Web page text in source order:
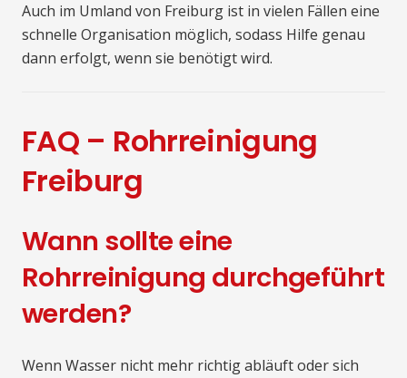
Auch im Umland von Freiburg ist in vielen Fällen eine
schnelle Organisation möglich, sodass Hilfe genau
dann erfolgt, wenn sie benötigt wird.
FAQ – Rohrreinigung
Freiburg
Wann sollte eine
Rohrreinigung durchgeführt
werden?
Wenn Wasser nicht mehr richtig abläuft oder sich